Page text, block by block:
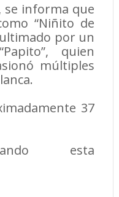
se informa que
“Niñito de
por un
quien
múltiples
37
esta